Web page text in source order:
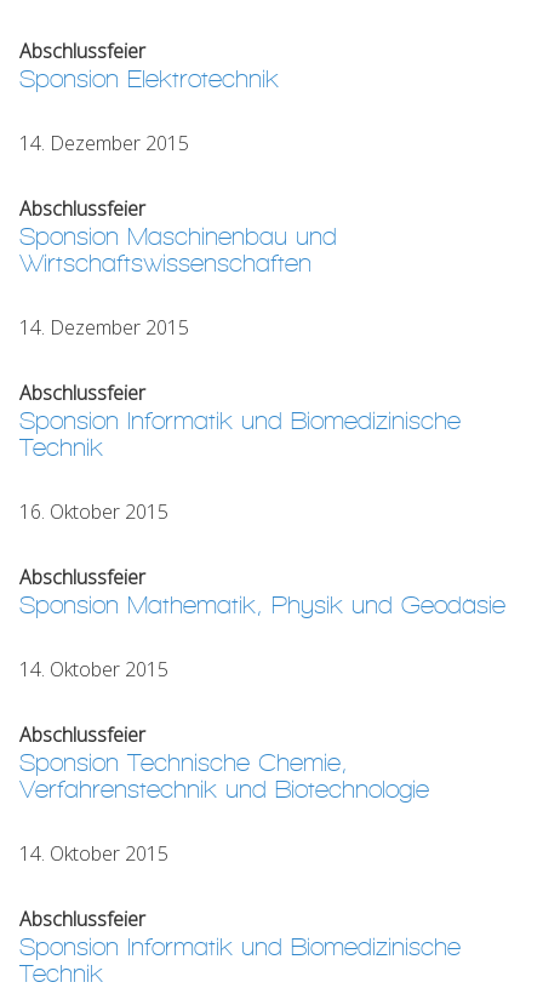
Abschlussfeier
Sponsion Elektrotechnik
14. Dezember 2015
Abschlussfeier
Sponsion Maschinenbau und
Wirtschaftswissenschaften
14. Dezember 2015
Abschlussfeier
Sponsion Informatik und Biomedizinische
Technik
16. Oktober 2015
Abschlussfeier
Sponsion Mathematik, Physik und Geodäsie
14. Oktober 2015
Abschlussfeier
Sponsion Technische Chemie,
Verfahrenstechnik und Biotechnologie
14. Oktober 2015
Abschlussfeier
Sponsion Informatik und Biomedizinische
Technik